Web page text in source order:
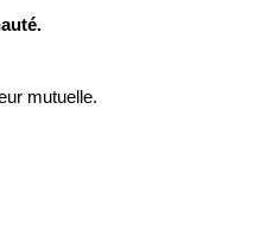
mutuelle.